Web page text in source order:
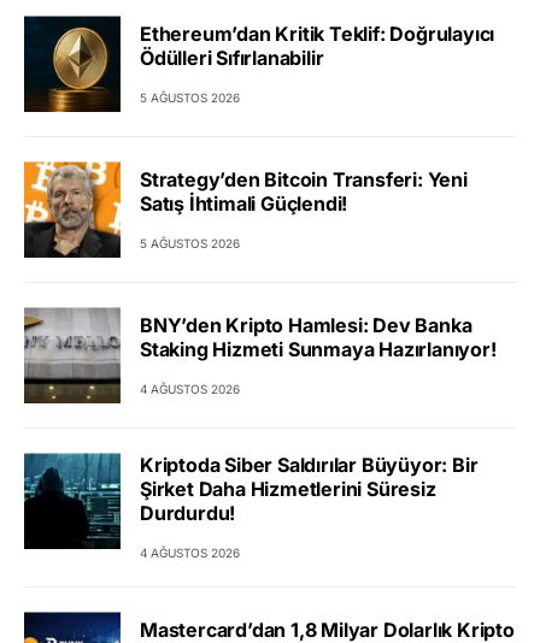
Ethereum’dan Kritik Teklif: Doğrulayıcı
Ödülleri Sıfırlanabilir
5 AĞUSTOS 2026
Strategy’den Bitcoin Transferi: Yeni
Satış İhtimali Güçlendi!
5 AĞUSTOS 2026
BNY’den Kripto Hamlesi: Dev Banka
Staking Hizmeti Sunmaya Hazırlanıyor!
4 AĞUSTOS 2026
Kriptoda Siber Saldırılar Büyüyor: Bir
Şirket Daha Hizmetlerini Süresiz
Durdurdu!
4 AĞUSTOS 2026
Mastercard’dan 1,8 Milyar Dolarlık Kripto